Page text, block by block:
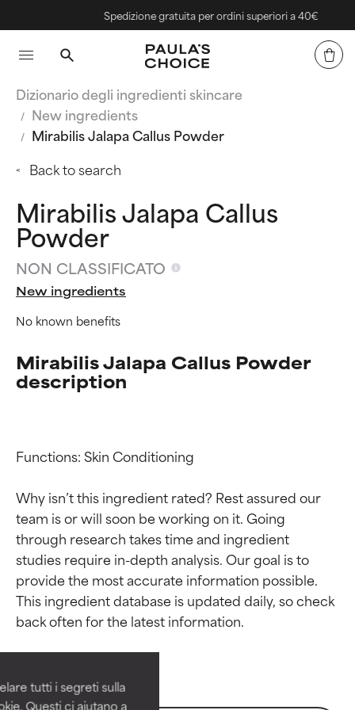
tutti i segreti sulla
Questi ci aiutano a
Spedizione gratuita per ordini superiori a 40€
Dizionario degli ingredienti skincare
New ingredients
Mirabilis Jalapa Callus Powder
Back to search
Mirabilis Jalapa Callus
Powder
NON CLASSIFICATO
New ingredients
No known benefits
Mirabilis Jalapa Callus Powder
description
Functions: Skin Conditioning
Why isn’t this ingredient rated? Rest assured our
team is or will soon be working on it. Going
through research takes time and ingredient
studies require in-depth analysis. Our goal is to
provide the most accurate information possible.
This ingredient database is updated daily, so check
Valutazione degli
ingredienti
Comprovati e sostenuti da studi
indipendenti. Ingrediente attivo
Valutazione degli
ingredienti
Comprovati e sostenuti da studi
indipendenti. Ingrediente attivo